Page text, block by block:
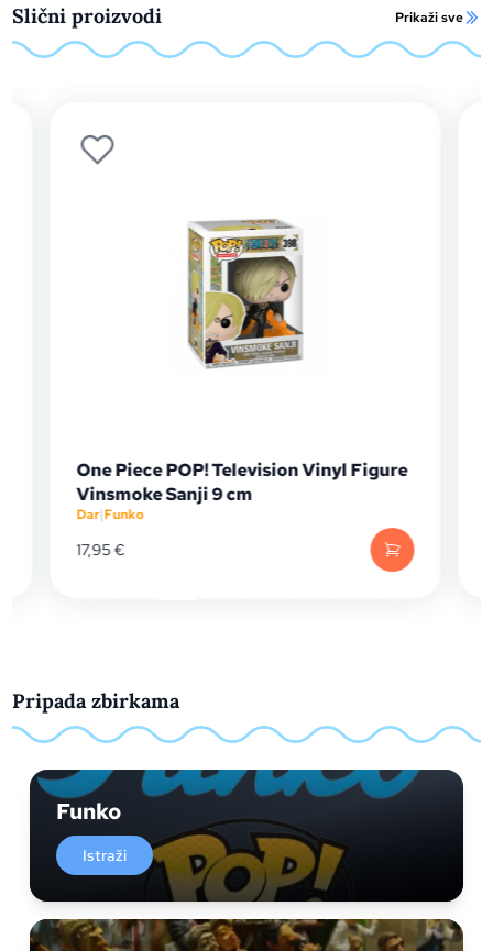
Slični proizvodi Prikaži sve
One Piece POP! Television Vinyl Figure
Vinsmoke Sanji 9 cm
Dar|Funko
17,95€
Pripada zbirkama
Funko
Istraži